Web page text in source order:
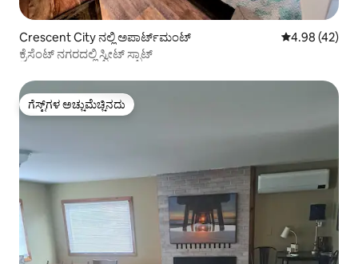
Crescent City ನಲ್ಲಿ ಅಪಾರ್ಟ್‌ಮಂಟ್ 5 ರಲ್ಲಿ 4.98
4.98 (42)
ಕ್ರೆಸೆಂಟ್ ನಗರದಲ್ಲಿ ಸ್ವೀಟ್ ಸ್ಪಾಟ್
ಗೆಸ್ಟ್‌ಗಳ ಅಚ್ಚುಮೆಚ್ಚಿನದು
ಗೆಸ್ಟ್‌ಗಳ ಅಚ್ಚುಮೆಚ್ಚಿನದು